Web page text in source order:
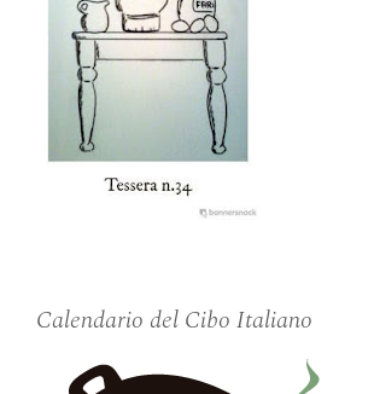
Calendario del Cibo Italiano